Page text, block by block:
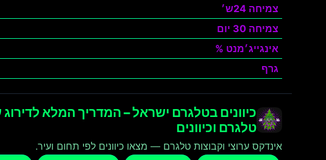
צמיחה 24ש׳
צמיחה 30 יום
אינגייג׳מנט %
גרף
כיוונים בטלגרם ישראל – המדריך המלא לדירוג
טלגרם וכיוונים
אינדקס ערוצי וקבוצות טלגרם — מצאו כיוונים לפי תחום ועיר.